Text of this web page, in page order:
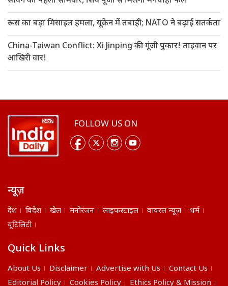
रूस का बड़ा मिसाइल हमला, यूक्रेन में तबाही; NATO ने बढ़ाई सतर्कता
China-Taiwan Conflict: Xi Jinping की गूंजी पुकार! ताइवान पर
आखिरी वार!
FOLLOW US ON
न्यूज़
देश विदेश खेल मनोरंजन लाइफस्टाइल वायरल न्यूज़
धर्म
यूटिलिटी
Quick Links
About Us Disclaimer Advertise with Us
Contact Us
Editorial Policy
Cookies Policy Ethics Policy & Mission